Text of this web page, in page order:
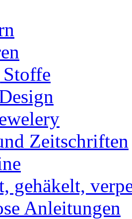
Zeitschriften
gehäkelt,
Anleitungen